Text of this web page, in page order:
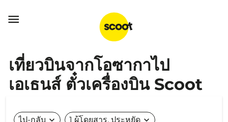

เที่ยวบินจากโอซากาไป
เอเธนส์ ตั๋วเครื่องบิน Scoot
ไป-กลับ expand_more 1 ผู้โดยสาร, ประหยัด expand_more